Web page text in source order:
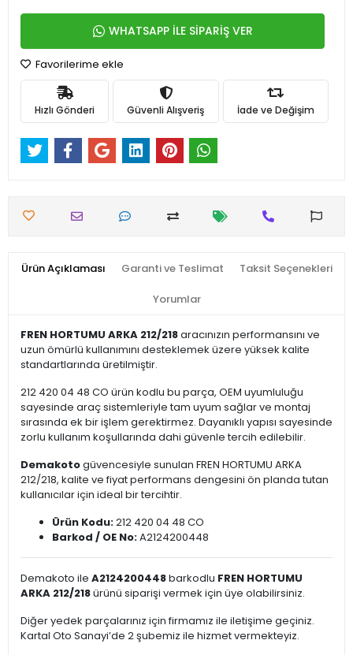
WHATSAPP İLE SİPARİŞ VER
Favorilerime ekle
Hızlı Gönderi Güvenli Alışveriş İade ve Değişim
Ürün Açıklaması Garanti ve Teslimat Taksit Seçenekleri
Yorumlar
FREN HORTUMU ARKA 212/218aracınızın performansını ve
uzun ömürlü kullanımını desteklemek üzere yüksek kalite
standartlarında üretilmiştir.
212 420 04 48 CO ürün kodlu bu parça, OEM uyumluluğu
sayesinde araç sistemleriyle tam uyum sağlar ve montaj
sırasında ek bir işlem gerektirmez. Dayanıklı yapısı sayesinde
zorlu kullanım koşullarında dahi güvenle tercih edilebilir.
Demakotogüvencesiyle sunulan FREN HORTUMU ARKA
212/218, kalite ve fiyat performans dengesini ön planda tutan
kullanıcılar için ideal bir tercihtir.
Ürün Kodu:212 420 04 48 CO
Barkod / OE No:A2124200448
Demakoto ile A2124200448barkodlu FREN HORTUMU
ARKA 212/218ürünü siparişi vermek için üye olabilirsiniz.
Diğer yedek parçalarınız için firmamız ile iletişime geçiniz.
Kartal Oto Sanayi’de 2 şubemiz ile hizmet vermekteyiz.